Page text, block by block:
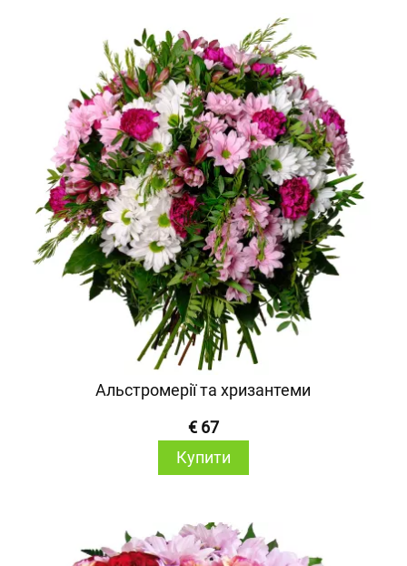
Альстромерії та хризантеми
€ 67
Купити